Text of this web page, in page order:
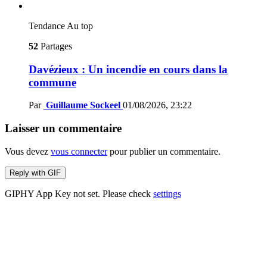
Tendance Au top
52 Partages
Davézieux : Un incendie en cours dans la
commune
Par Guillaume Sockeel 01/08/2026, 23:22
Laisser un commentaire
Vous devez vous connecterpour publier un commentaire.
Reply with GIF
GIPHY App Key not set. Please check settings